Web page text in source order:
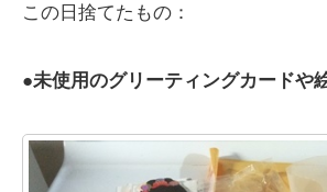
この日捨てたもの：
●未使用のグリーティングカードや